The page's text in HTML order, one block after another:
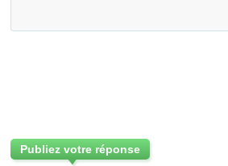
Publiez votre réponse